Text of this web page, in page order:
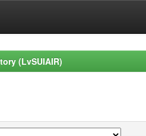
(LvSUIAIR)